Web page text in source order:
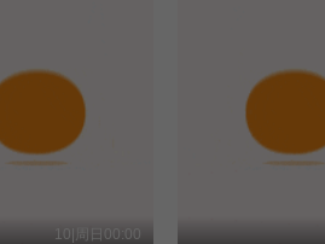
10|周日00:00